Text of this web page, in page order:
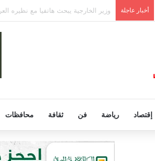
أخبار عاجلة عاجل.. وفاة والد ليونيل ميسي عن عمر 68 عامًا في الأرجنتين
إقتصاد رياضة فن ثقافة محافظات